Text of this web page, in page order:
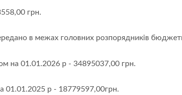
грн.
в межах головних розпорядників
на 01.01.2026 р - 34895037,00 грн.
01.01.2025 р - 18779597,00грн.